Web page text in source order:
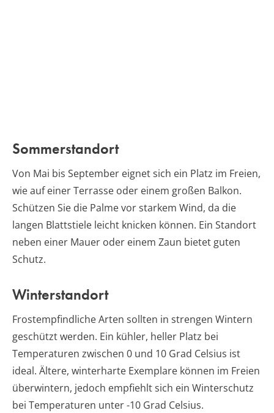
Sommerstandort
Von Mai bis September eignet sich ein Platz im Freien,
wie auf einer Terrasse oder einem großen Balkon.
Schützen Sie die Palme vor starkem Wind, da die
langen Blattstiele leicht knicken können. Ein Standort
neben einer Mauer oder einem Zaun bietet guten
Schutz.
Winterstandort
Frostempfindliche Arten sollten in strengen Wintern
geschützt werden. Ein kühler, heller Platz bei
Temperaturen zwischen 0 und 10 Grad Celsius ist
ideal. Ältere, winterharte Exemplare können im Freien
überwintern, jedoch empfiehlt sich ein Winterschutz
bei Temperaturen unter -10 Grad Celsius.